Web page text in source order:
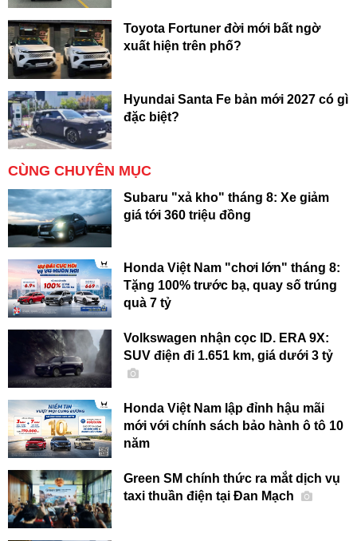
Toyota Fortuner đời mới bất ngờ
xuất hiện trên phố?
Hyundai Santa Fe bản mới 2027 có gì
đặc biệt?
CÙNG CHUYÊN MỤC
Subaru "xả kho" tháng 8: Xe giảm
giá tới 360 triệu đồng
Honda Việt Nam "chơi lớn" tháng 8:
Tặng 100% trước bạ, quay số trúng
quà 7 tỷ
Volkswagen nhận cọc ID. ERA 9X:
SUV điện đi 1.651 km, giá dưới 3 tỷ
Honda Việt Nam lập đỉnh hậu mãi
mới với chính sách bảo hành ô tô 10
năm
Green SM chính thức ra mắt dịch vụ
taxi thuần điện tại Đan Mạch